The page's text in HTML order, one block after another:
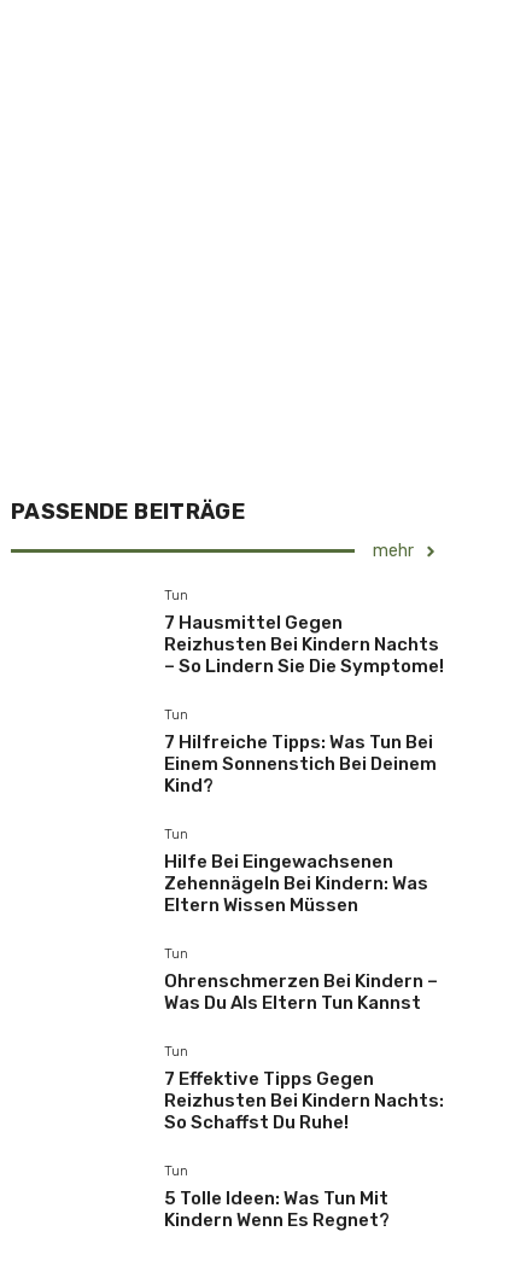
PASSENDE BEITRÄGE
mehr
Tun
7 Hausmittel Gegen
Reizhusten Bei Kindern Nachts
– So Lindern Sie Die Symptome!
Tun
7 Hilfreiche Tipps: Was Tun Bei
Einem Sonnenstich Bei Deinem
Kind?
Tun
Hilfe Bei Eingewachsenen
Zehennägeln Bei Kindern: Was
Eltern Wissen Müssen
Tun
Ohrenschmerzen Bei Kindern –
Was Du Als Eltern Tun Kannst
Tun
7 Effektive Tipps Gegen
Reizhusten Bei Kindern Nachts:
So Schaffst Du Ruhe!
Tun
5 Tolle Ideen: Was Tun Mit
Kindern Wenn Es Regnet?